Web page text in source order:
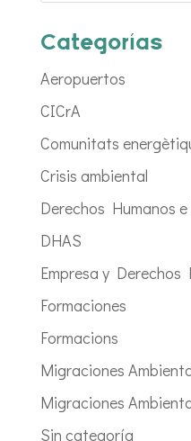
Categorías
Aeropuertos
CICrA
Comunitats
Crisis ambiental
Derechos Humanos
DHAS
Empresa y Derechos
Formaciones
Formacions
Migraciones
Migraciones
Sin categoría